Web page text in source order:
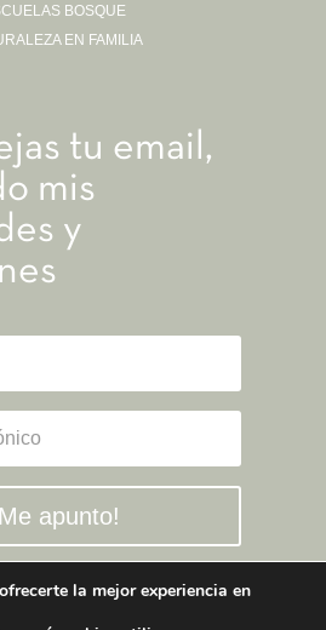
BOSQUE
EN FAMILIA
tu email,
mis
y
apunto!
la mejor experiencia en